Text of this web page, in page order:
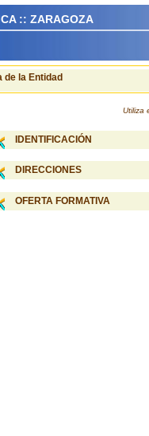
:: ZARAGOZA
de la Entidad
Utiliza
IDENTIFICACIÓN
DIRECCIONES
OFERTA FORMATIVA